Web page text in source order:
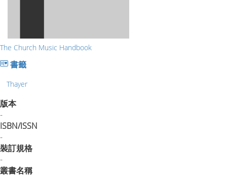
The Church Music Handbook
書籤
Thayer
版本
-
ISBN/ISSN
-
裝訂規格
-
叢書名稱